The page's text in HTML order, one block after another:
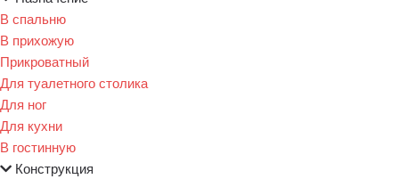
В спальню
В прихожую
Прикроватный
Для туалетного столика
Для ног
Для кухни
В гостинную
Конструкция